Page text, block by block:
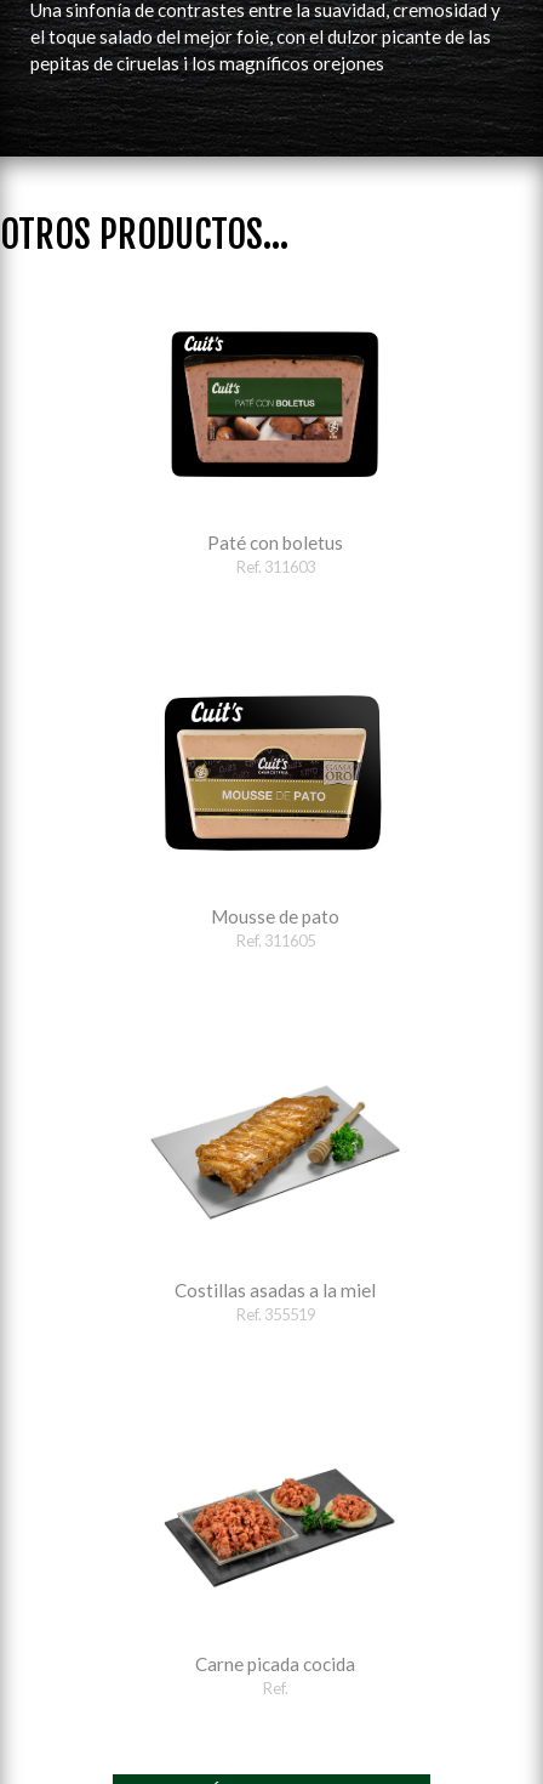
Una sinfonía de contrastes entre la suavidad, cremosidad y
el toque salado del mejor foie, con el dulzor picante de las
pepitas de ciruelas i los magníficos orejones
OTROS PRODUCTOS...
Paté con boletus
Ref. 311603
Mousse de pato
Ref. 311605
Costillas asadas a la miel
Ref. 355519
Carne picada cocida
Ref.